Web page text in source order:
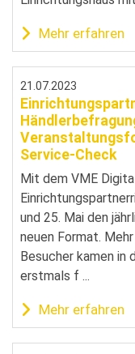
Mehr erfahren
21.07.2023
Service-Check
Mit dem VME
und 25. Mai den
neuen Format.
Besucher kamen in
erstmals f ...
Mehr erfahren